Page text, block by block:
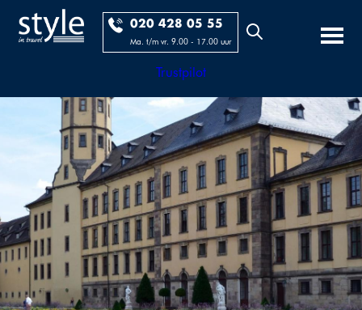
020 428 05 55
Ma. t/m vr. 9.00 - 17.00 uur
Trustpilot